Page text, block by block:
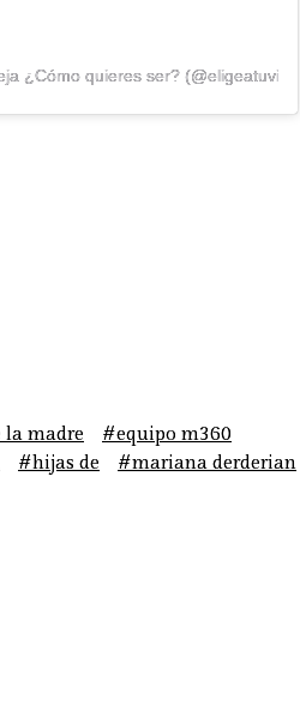
¿Cómo quieres ser? (@eligeatuvieja)
la madre
#equipo m360
#hijas de #mariana derderian